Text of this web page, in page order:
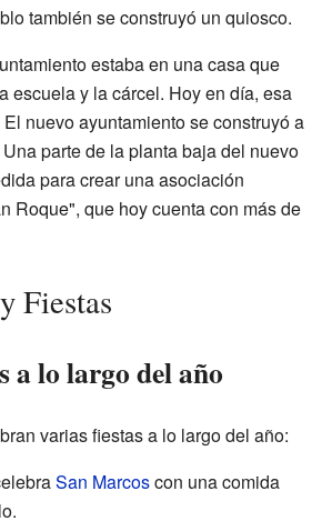
también se construyó un quiosco.
estaba en una casa que
escuela y la cárcel. Hoy en día, esa
nuevo ayuntamiento se construyó a
Una parte de la planta baja del nuevo
para crear una asociación
Roque", que hoy cuenta con más de
Fiestas
a lo largo del año
varias fiestas a lo largo del año:
San Marcoscon una comida